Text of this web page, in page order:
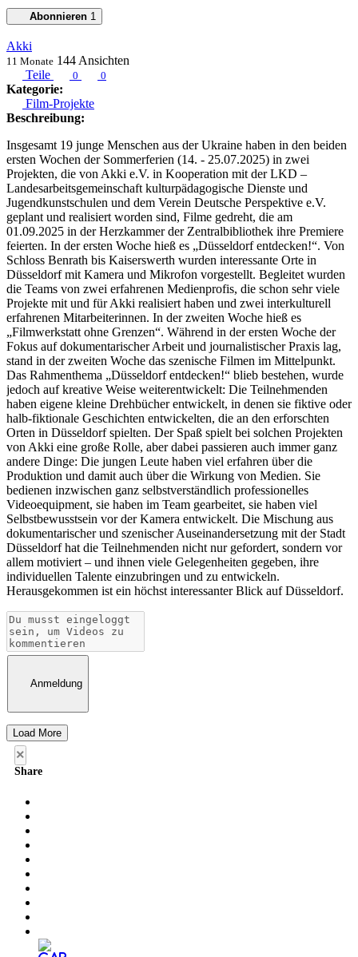
Abonnieren 1
Akki
11 Monate 144 Ansichten
Teile
0 0
Kategorie:
Film-Projekte
Beschreibung:
Insgesamt 19 junge Menschen aus der Ukraine haben in den beiden
ersten Wochen der Sommerferien (14. - 25.07.2025) in zwei
Projekten, die von Akki e.V. in Kooperation mit der LKD –
Landesarbeitsgemeinschaft kulturpädagogische Dienste und
Jugendkunstschulen und dem Verein Deutsche Perspektive e.V.
geplant und realisiert worden sind, Filme gedreht, die am
01.09.2025 in der Herzkammer der Zentralbibliothek ihre Premiere
feierten. In der ersten Woche hieß es „Düsseldorf entdecken!“. Von
Schloss Benrath bis Kaiserswerth wurden interessante Orte in
Düsseldorf mit Kamera und Mikrofon vorgestellt. Begleitet wurden
die Teams von zwei erfahrenen Medienprofis, die schon sehr viele
Projekte mit und für Akki realisiert haben und zwei interkulturell
erfahrenen Mitarbeiterinnen. In der zweiten Woche hieß es
„Filmwerkstatt ohne Grenzen“. Während in der ersten Woche der
Fokus auf dokumentarischer Arbeit und journalistischer Praxis lag,
stand in der zweiten Woche das szenische Filmen im Mittelpunkt.
Das Rahmenthema „Düsseldorf entdecken!“ blieb bestehen, wurde
jedoch auf kreative Weise weiterentwickelt: Die Teilnehmenden
haben eigene kleine Drehbücher entwickelt, in denen sie fiktive oder
halb-fiktionale Geschichten entwickelten, die an den erforschten
Orten in Düsseldorf spielten. Der Spaß spielt bei solchen Projekten
von Akki eine große Rolle, aber dabei passieren auch immer ganz
andere Dinge: Die jungen Leute haben viel erfahren über die
Produktion und damit auch über die Wirkung von Medien. Sie
bedienen inzwischen ganz selbstverständlich professionelles
Videoequipment, sie haben im Team gearbeitet, sie haben viel
Selbstbewusstsein vor der Kamera entwickelt. Die Mischung aus
dokumentarischer und szenischer Auseinandersetzung mit der Stadt
Düsseldorf hat die Teilnehmenden nicht nur gefordert, sondern vor
allem motiviert – und ihnen viele Gelegenheiten gegeben, ihre
individuellen Talente einzubringen und zu entwickeln.
Herausgekommen ist ein höchst interessanter Blick auf Düsseldorf.
Anmeldung
Load More
×
Share